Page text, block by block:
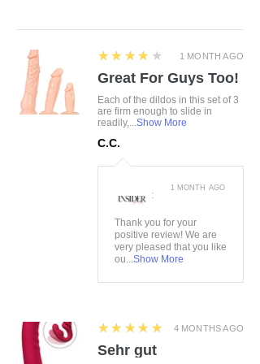
1 MONTH AGO
4
★★★★★
Great For Guys Too!
Each of the dildos in this set of 3
are firm enough to slide in
readily,...Show More
C.C.
:
Thank you for your
positive review! We are
very pleased that you like
ou...Show More
1 MONTH AGO
4 MONTHS AGO
5
★★★★★
Sehr gut